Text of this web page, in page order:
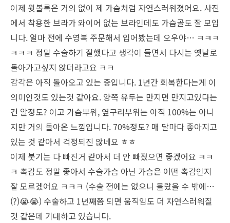
이제 윗볼록은 거의 없이 제 가슴처럼 자연스러워졌어요. 사진
에서 착용한 브라가 와이어 없는 브라인데도 가슴골도 잘 모입
니다. 얼마 전에 수영복 주문해서 입어봤는데 오우야… ㅋㅋㅋ
ㅋㅋㅋ 정말 수술하기 잘했다고 생각이 들면서 다시는 옛날로
돌아가고싶지 않더라고요 ㅋㅋ
감각은 아직 돌아오고 있는 중입니다. 1년간 회복한다는게 이
의미인것도 있는것 같아요. 양쪽 유두는 만지면 만지고있다는
건 알정도? 이고 가슴부위, 옆구리부위는 아직 100%는 아니
지만 거의 돌아온 느낌입니다. 70%정도? 매 달마다 좋아지고
있는 것 같아서 걱정되진 않네요 ㅎㅎ
이제 붓기는 다 빠진거 같아서 더 안 빠졌으면 좋겠어요 ㅋㅋ
ㅋ 촉감도 정말 좋아서 수술가슴 아닌 가슴은 어떤 촉감인지
잘 모르겠어요 ㅋㅋㅋ (수술 전에는 없으니 몰랐을 수 밖에…
(?)😭😭) 수술하고 1년째쯤 되면 움직임도 더 자연스러워질
것 같은데 기대하고 있습니다.